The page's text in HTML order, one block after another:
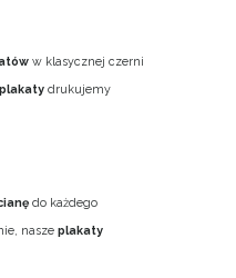
w klasycznej czerni
plakaty drukujemy
do każdego
nasze plakaty